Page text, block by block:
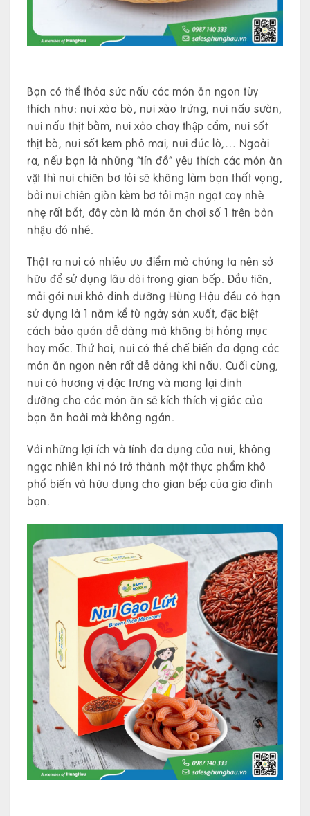
Bạn có thể thỏa sức nấu các món ăn ngon tùy
thích như: nui xào bò, nui xào trứng, nui nấu sườn,
nui nấu thịt bằm, nui xào chay thập cẩm, nui sốt
thịt bò, nui sốt kem phô mai, nui đúc lò,… Ngoài
ra, nếu bạn là những “tín đồ” yêu thích các món ăn
vặt thì nui chiên bơ tỏi sẽ không làm bạn thất vọng,
bởi nui chiên giòn kèm bơ tỏi mặn ngọt cay nhè
nhẹ rất bắt, đây còn là món ăn chơi số 1 trên bàn
nhậu đó nhé.
Thật ra nui có nhiều ưu điểm mà chúng ta nên sở
hữu để sử dụng lâu dài trong gian bếp. Đầu tiên,
mỗi gói nui khô dinh dưỡng Hùng Hậu đều có hạn
sử dụng là 1 năm kể từ ngày sản xuất, đặc biệt
cách bảo quán dễ dàng mà không bị hỏng mục
hay mốc. Thứ hai, nui có thể chế biến đa dạng các
món ăn ngon nên rất dễ dàng khi nấu. Cuối cùng,
nui có hương vị đặc trưng và mang lại dinh
dưỡng cho các món ăn sẽ kích thích vị giác của
bạn ăn hoài mà không ngán.
Với những lợi ích và tính đa dụng của nui, không
ngạc nhiên khi nó trở thành một thực phẩm khô
phổ biến và hữu dụng cho gian bếp của gia đình
bạn.